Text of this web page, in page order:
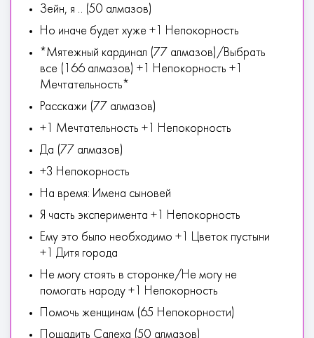
Зейн, я .. (50 алмазов)
Но иначе будет хуже +1 Непокорность
*Мятежный кардинал (77 алмазов)/Выбрать
все (166 алмазов) +1 Непокорность +1
Мечтательность*
Расскажи (77 алмазов)
+1 Мечтательность +1 Непокорность
Да (77 алмазов)
+3 Непокорность
На время: Имена сыновей
Я часть эксперимента +1 Непокорность
Ему это было необходимо +1 Цветок пустыни
+1 Дитя города
Не могу стоять в сторонке/Не могу не
помогать народу +1 Непокорность
Помочь женщинам (65 Непокорности)
Пощадить Салеха (50 алмазов)